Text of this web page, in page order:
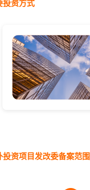
投资方式
投资项目发改委备案范